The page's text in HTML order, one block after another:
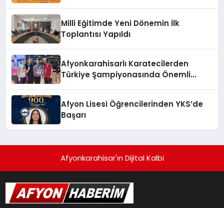
Milli Eğitimde Yeni Dönemin İlk
Toplantısı Yapıldı
Afyonkarahisarlı Karatecilerden
Türkiye Şampiyonasında Önemli
Afyon Lisesi Öğrencilerinden YKS’de
Başarı
Afyonkarahisar'ın Dijital Kalbi